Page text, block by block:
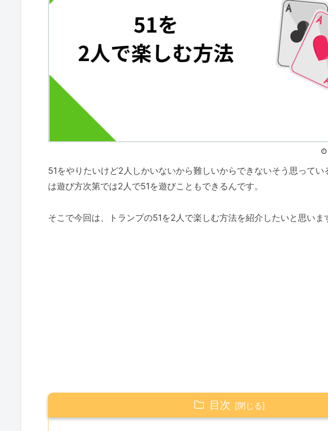
51をやりたいけど2人しかいないから難しいからできないそう思ってい
は遊び方次第では2人で51を遊びこともできるんです。
そこで今回は、トランプの51を2人で楽しむ方法を紹介したいと思いま
目次